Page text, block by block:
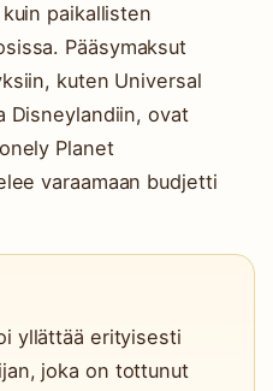
paikallisten
Pääsymaksut
kuten Universal
Disneylandiin, ovat
Planet
varaamaan budjetti
yllättää erityisesti
joka on tottunut